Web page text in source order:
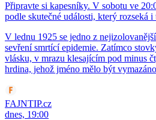
Připravte si kapesníky. V sobotu ve
podle skutečné události, který rozseká
V lednu 1925 se jedno z
sevření smrtící epidemie. Zatímco
vlásku, v mrazu klesajícím pod minus
hrdina, jehož jméno mělo být
FAJNTIP.cz
dnes, 19:00